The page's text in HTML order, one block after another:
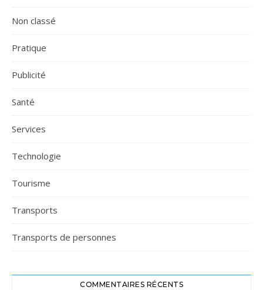
Non classé
Pratique
Publicité
Santé
Services
Technologie
Tourisme
Transports
Transports de personnes
COMMENTAIRES RÉCENTS